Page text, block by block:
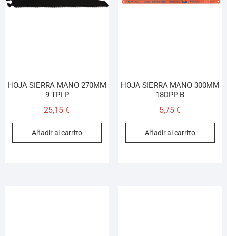
HOJA SIERRA MANO 270MM
9 TPI P
25,15€
Añadir al carrito
HOJA SIERRA MANO 300MM
18DPP B
5,75€
Añadir al carrito